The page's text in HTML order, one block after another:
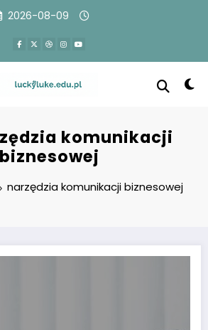
2026-08-09
komunikacji
biznesowej
narzędzia komunikacji biznesowej